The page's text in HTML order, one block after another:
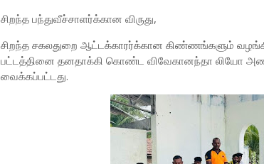
சிறந்த பந்துவீச்சாளர்க்கான விருது,
சிறந்த சகலதுறை ஆட்டக்காரர்க்கான கிண்ணங்களும்
பட்டத்தினை தனதாக்கி கொண்ட விவேகானந்தா லியோ
வைக்கப்பட்டது.